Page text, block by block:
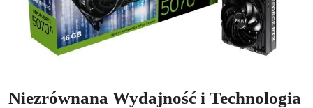
Niezrównana Wydajność i Technologia